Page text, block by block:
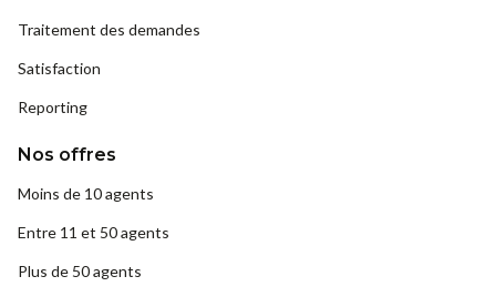
Traitement des demandes
Satisfaction
Reporting
Nos offres
Moins de 10 agents
Entre 11 et 50 agents
Plus de 50 agents